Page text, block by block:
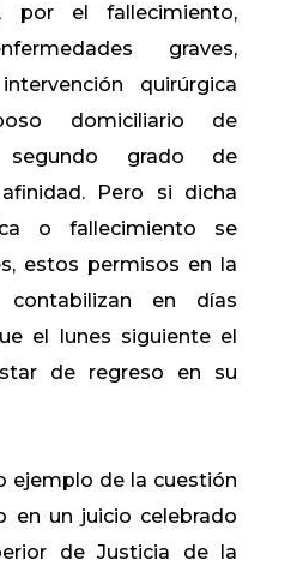
por el fallecimiento,
graves,
quirúrgica
domiciliario de
segundo grado de
Pero si dicha
o fallecimiento se
estos permisos en la
en días
el lunes siguiente el
de regreso en su
ejemplo de la cuestión
en un juicio celebrado
de Justicia de la